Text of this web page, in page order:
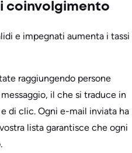
coinvolgimento
e impegnati aumenta i tassi
raggiungendo persone
il che si traduce in
di clic. Ogni e-mail inviata ha
lista garantisce che ogni